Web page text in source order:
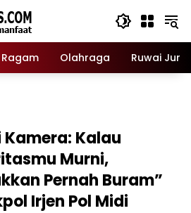
Ragam Olahraga Ruwai Jurai
Kalau
Murni,
Pernah Buram”
Irjen Pol Midi